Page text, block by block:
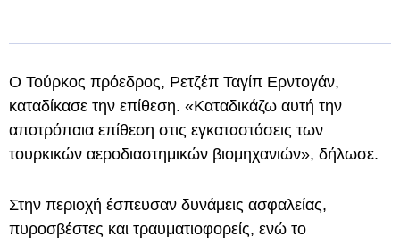
Ο Τούρκος πρόεδρος, Ρετζέπ Ταγίπ Ερντογάν,
καταδίκασε την επίθεση. «Καταδικάζω αυτή την
αποτρόπαια επίθεση στις εγκαταστάσεις των
τουρκικών αεροδιαστημικών βιομηχανιών», δήλωσε.
Στην περιοχή έσπευσαν δυνάμεις ασφαλείας,
πυροσβέστες και τραυματιοφορείς, ενώ το